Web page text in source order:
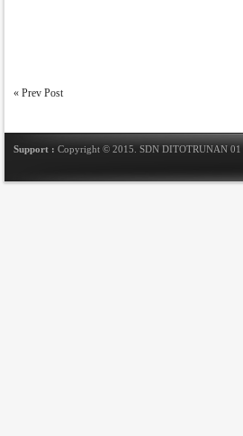
« Prev Post
Support : Copyright © 2015. SDN DITOTRUNAN 01